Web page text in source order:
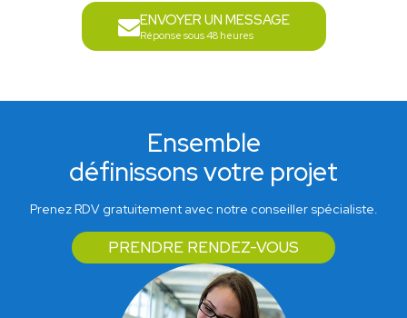
ENVOYER UN MESSAGE
Réponse sous 48 heures
Ensemble
définissons votre projet
Prenez RDV gratuitement avec notre conseiller spécialiste.
PRENDRE RENDEZ-VOUS